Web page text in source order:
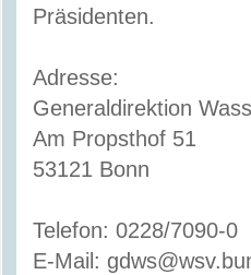
Präsidenten.
Adresse:
Generaldirektion
Am Propsthof 51
53121 Bonn
Telefon: 0228/7090-0
E-Mail: